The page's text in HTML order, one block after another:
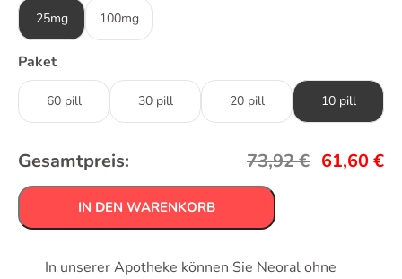
25mg 100mg
Paket
60 pill 30 pill 20 pill 10 pill
Gesamtpreis: 73,92€ 61,60€
IN DEN WARENKORB
In unserer Apotheke können Sie Neoral ohne